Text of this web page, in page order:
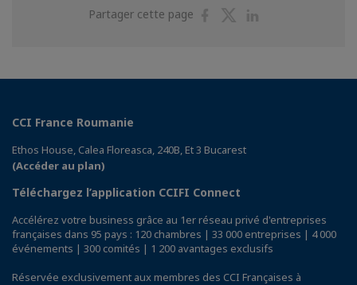
Partager cette page
PartagerPartager
CCI France Roumanie
Ethos House, Calea Floreasca, 240B, Et 3 Bucarest
(Accéder au plan)
Téléchargez l’application CCIFI Connect
Accélérez votre business grâce au 1er réseau privé d'entreprises
françaises dans 95 pays : 120 chambres | 33 000 entreprises | 4 000
événements | 300 comités | 1 200 avantages exclusifs
Réservée exclusivement aux membres des CCI Françaises à